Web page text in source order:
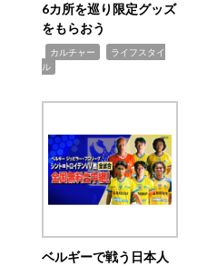
6カ所を巡り限定グッズ
をもらおう
カルチャー
ライフスタイ
ル
ベルギーで戦う日本人